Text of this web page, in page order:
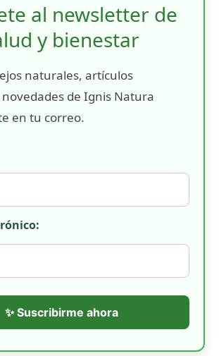
al newsletter de
y bienestar
naturales, artículos
novedades de Ignis Natura
en tu correo.
✨ Suscribirme ahora